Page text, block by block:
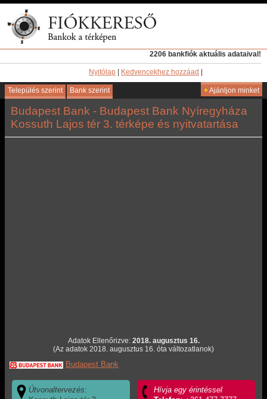
2206 bankfiók aktuális adataival!
Nyitólap Kedvencekhez hozzáad
Település szerint Bank szerint +Ajánljon minket
Budapest Bank - Budapest Bank Nyíregyháza
Kossuth Lajos tér 3. térképe és nyitvatartása
Adatok Ellenőrizve: 2018. augusztus 16.
(Az adatok 2018. augusztus 16. óta változatlanok)
Budapest Bank
Útvonaltervezés:
Hívja egy érintéssel